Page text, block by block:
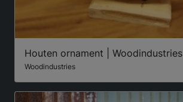
Houten ornament | Woodindustries
Woodindustries